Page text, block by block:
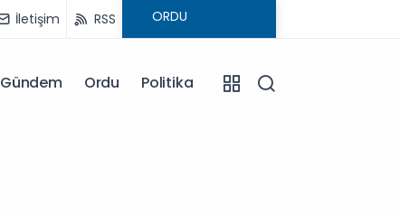
İletişim RSS
Gündem Ordu Politika